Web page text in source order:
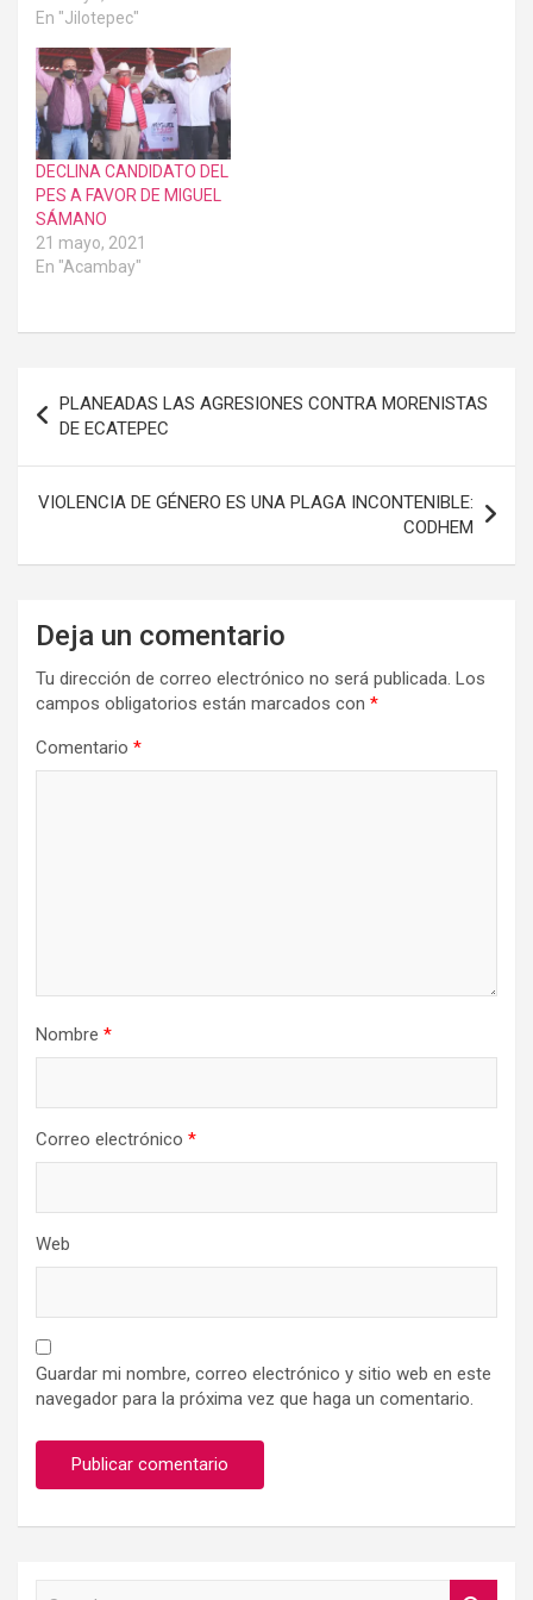
En "Jilotepec"
DECLINA CANDIDATO DEL
PES A FAVOR DE MIGUEL
SÁMANO
21 mayo, 2021
En "Acambay"
de
entradas
PLANEADAS LAS AGRESIONES CONTRA MORENISTAS
DE ECATEPEC
VIOLENCIA DE GÉNERO ES UNA PLAGA INCONTENIBLE:
CODHEM
Deja un comentario
Tu dirección de correo electrónico no será publicada. Los
campos obligatorios están marcados con *
Comentario *
Nombre *
Correo electrónico *
Web
Guardar mi nombre, correo electrónico y sitio web en este
navegador para la próxima vez que haga un comentario.